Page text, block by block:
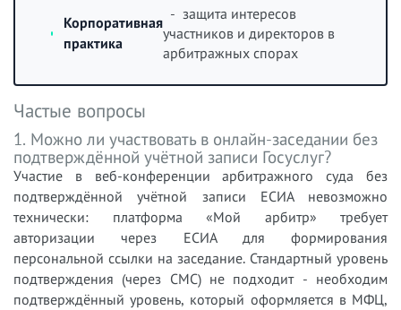
Корпоративная
практика
- защита интересов
участников и директоров в
арбитражных спорах
Частые вопросы
1. Можно ли участвовать в онлайн-заседании без
подтверждённой учётной записи Госуслуг?
Участие в веб-конференции арбитражного суда без
подтверждённой учётной записи ЕСИА невозможно
технически: платформа «Мой арбитр» требует
авторизации через ЕСИА для формирования
персональной ссылки на заседание. Стандартный уровень
подтверждения (через СМС) не подходит - необходим
подтверждённый уровень, который оформляется в МФЦ,